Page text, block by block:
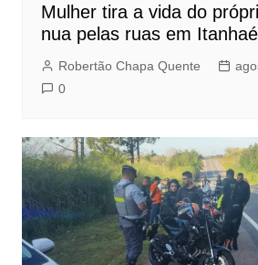
Mulher tira a vida do
nua pelas ruas em
Robertão Chapa Quente
0